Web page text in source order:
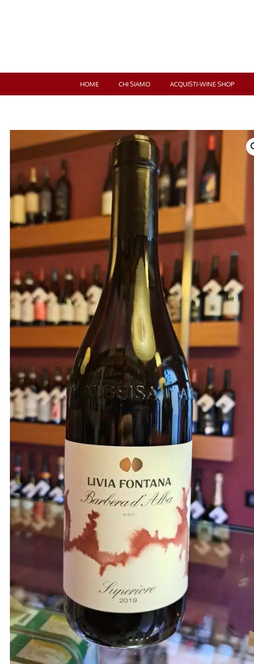
HOME CHI SIAMO ACQUISTI-WINE SHOP